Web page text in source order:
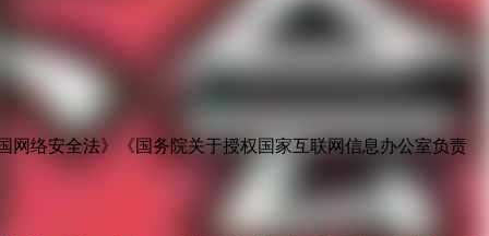
络安全法》《国务院关于授权国家互联网信息办公室负责